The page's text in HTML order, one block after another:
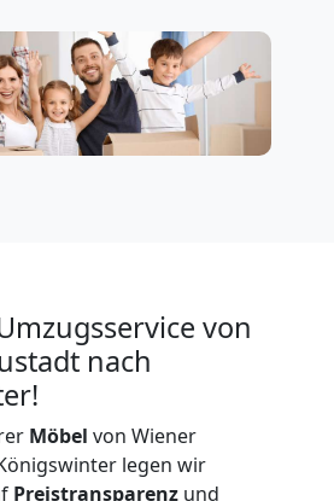
von
nach
Möbel von Wiener
legen wir
Preistransparenz und